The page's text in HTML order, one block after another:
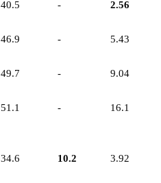
40.5 - 2.56
46.9 - 5.43
49.7 - 9.04
51.1 - 16.1
34.6 10.2 3.92